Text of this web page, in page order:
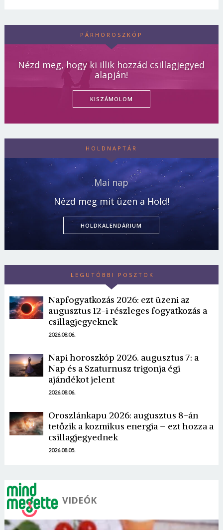
PÁRHOROSZKÓP
Nézd meg, hogy ki illik hozzád csillagjegyed
alapján!
KISZÁMOLOM
HOLDNAPTÁR
Mai nap
Nézd meg mit üzen a Hold!
HOLDKALENDÁRIUM
LEGUTÓBBI POSZTOK
Napfogyatkozás 2026: ezt üzeni az
augusztus 12-i részleges fogyatkozás a
csillagjegyeknek
2026.08.06.
Napi horoszkóp 2026. augusztus 7: a
Nap és a Szaturnusz trigonja égi
ajándékot jelent
2026.08.06.
Oroszlánkapu 2026: augusztus 8-án
tetőzik a kozmikus energia – ezt hozza a
csillagjegyednek
2026.08.05.
VIDEÓK